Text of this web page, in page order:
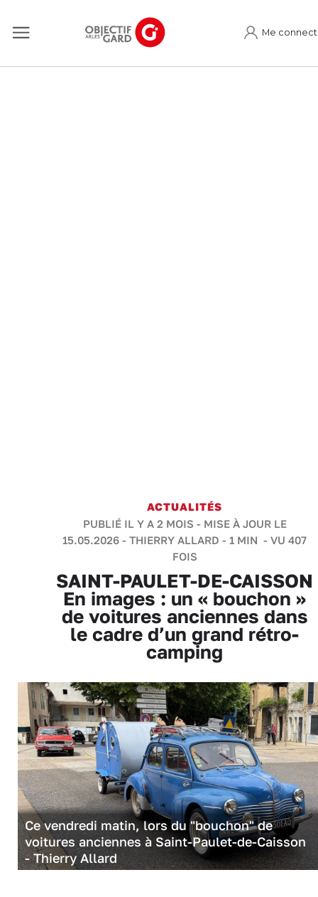
Me
ACTUALITÉS
PUBLIÉ IL Y A 2 MOIS - MISE À JOUR LE
15.05.2026 - THIERRY ALLARD - 1 MIN - VU 407
FOIS
SAINT-PAULET-DE-CAISSON
En images : un « bouchon »
de voitures anciennes dans
le cadre d’un grand rétro-
camping
Ce vendredi matin, lors du "bouchon" de
voitures anciennes à Saint-Paulet-de-Caisson
- Thierry Allard